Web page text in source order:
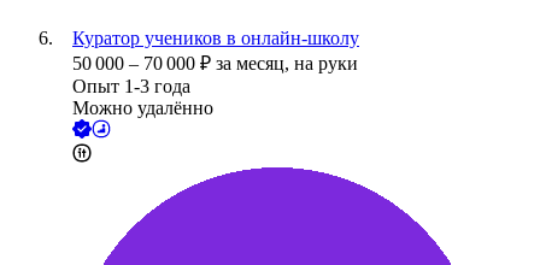
Куратор учеников в онлайн-школу
50 000 – 70 000 ₽ за месяц, на руки
Опыт 1-3 года
Можно удалённо